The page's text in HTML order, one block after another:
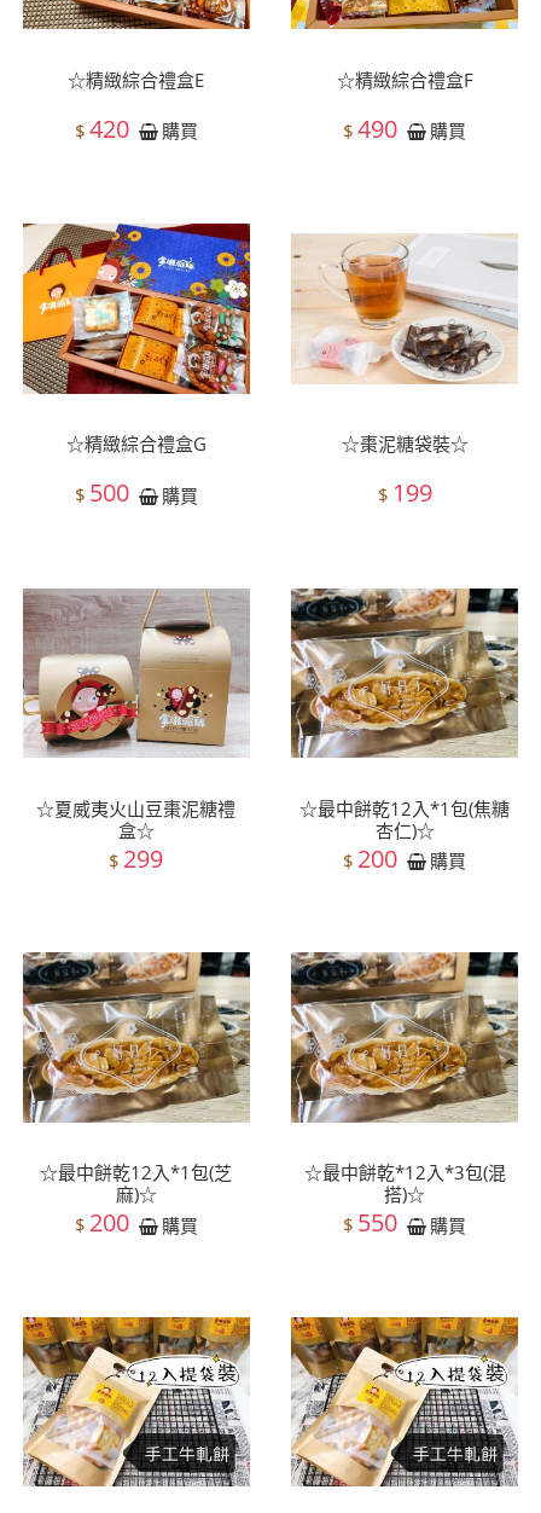
☆精緻綜合禮盒E
$ 420 購買
☆精緻綜合禮盒F
$ 490 購買
☆精緻綜合禮盒G
$ 500 購買
☆棗泥糖袋裝☆
$ 199
☆夏威夷火山豆棗泥糖禮
盒☆
$ 299
☆最中餅乾12入*1包(焦糖
杏仁)☆
$ 200 購買
☆最中餅乾12入*1包(芝
麻)☆
$ 200 購買
☆最中餅乾*12入*3包(混
搭)☆
$ 550 購買